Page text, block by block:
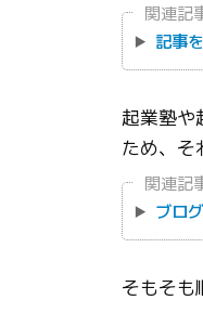
関連記
記事
起業塾や
ため、そ
関連記
ブロ
そもそも